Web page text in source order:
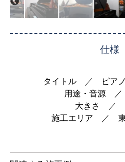
仕様
タイトル ／ ピアノ
用途・音源
大きさ ／
施工エリア ／ 東